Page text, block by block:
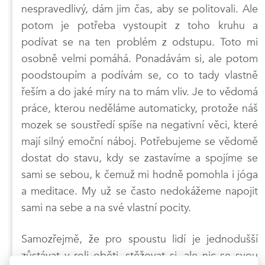
nespravedlivý, dám jim čas, aby se politovali. Ale
potom je potřeba vystoupit z toho kruhu a
podívat se na ten problém z odstupu. Toto mi
osobně velmi pomáhá. Ponadávám si, ale potom
poodstoupím a podívám se, co to tady vlastně
řeším a do jaké míry na to mám vliv. Je to vědomá
práce, kterou neděláme automaticky, protože náš
mozek se soustředí spíše na negativní věci, které
mají silný emoční náboj. Potřebujeme se vědomě
dostat do stavu, kdy se zastavíme a spojíme se
sami se sebou, k čemuž mi hodně pomohla i jóga
a meditace. My už se často nedokážeme napojit
sami na sebe a na své vlastní pocity.
Samozřejmě, že pro spoustu lidí je jednodušší
zůstávat v roli oběti, stěžovat si, ale nic se svou